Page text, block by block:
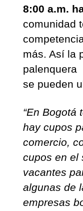
8:00 a.m.
comunidad
más. Así la
palenquera
se pueden
“En Bogotá
hay cupos
comercio,
cupos en el
vacantes
algunas de
empresas